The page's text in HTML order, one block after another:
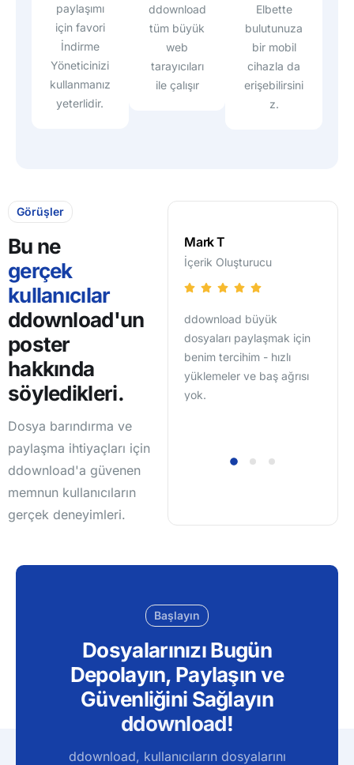
paylaşımı
için favori
İndirme
Yöneticinizi
kullanmanız
yeterlidir.
ddownload
tüm büyük
web
tarayıcıları
ile çalışır
Elbette
bulutunuza
bir mobil
cihazla da
erişebilirsini
z.
Görüşler
Bu ne
gerçek
kullanıcılar
ddownload'un
poster
hakkında
söyledikleri.
Dosya barındırma ve
paylaşma ihtiyaçları için
ddownload'a güvenen
memnun kullanıcıların
gerçek deneyimleri.
Jamal A.
Dijital Pazarlamacı
Başka hostları da denedim
ama ddownload'un dosya
yönetimi ve ödeme
seçenekleri rakipsiz.
Mark T
İçerik Oluşturucu
ddownload büyük
dosyaları paylaşmak için
benim tercihim - hızlı
yüklemeler ve baş ağrısı
yok.
Başlayın
Dosyalarınızı Bugün
Depolayın, Paylaşın ve
Güvenliğini Sağlayın
ddownload!
ddownload, kullanıcıların dosyalarını